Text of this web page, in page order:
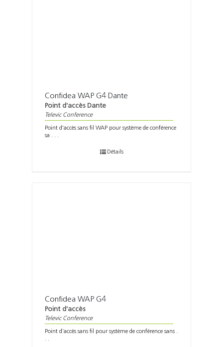
Confidea WAP G4 Dante
Point d'accès Dante
Televic Conference
Point d'accès sans fil WAP pour système de conférence
sa . . .
Détails
Confidea WAP G4
Point d'accès
Televic Conference
Point d’accès sans fil pour système de conférence sans .
. .